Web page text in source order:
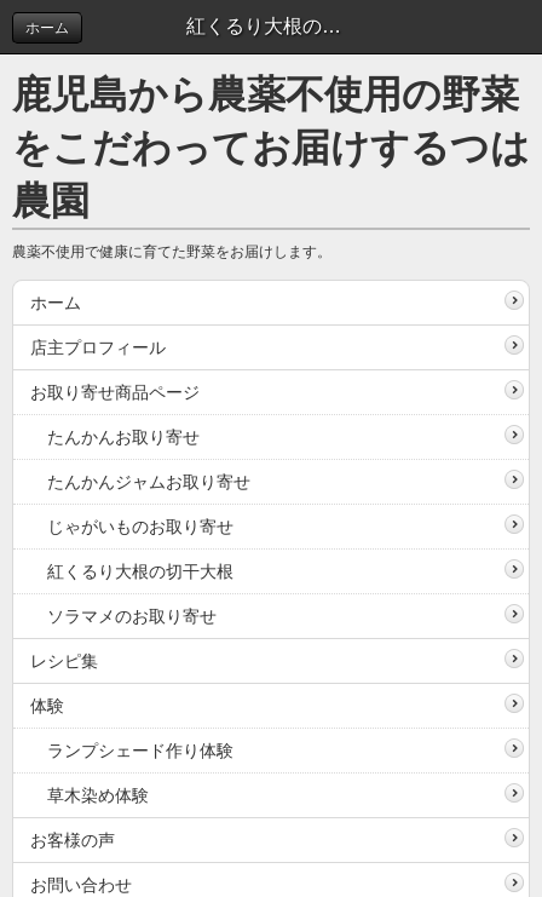
紅くるり大根の切干大根
ホーム
鹿児島から農薬不使用の野菜
をこだわってお届けするつは
農園
農薬不使用で健康に育てた野菜をお届けします。
ホーム
店主プロフィール
お取り寄せ商品ページ
たんかんお取り寄せ
たんかんジャムお取り寄せ
じゃがいものお取り寄せ
紅くるり大根の切干大根
ソラマメのお取り寄せ
レシピ集
体験
ランプシェード作り体験
草木染め体験
お客様の声
お問い合わせ